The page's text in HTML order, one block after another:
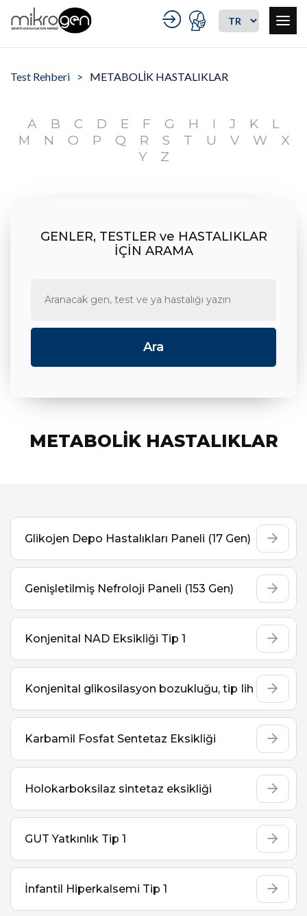
Test Rehberi METABOLİK HASTALIKLAR
A B C D E F G H I J K
L
M
N O P Q R S T U V W
X
Y
Z
GENLER, TESTLER ve HASTALIKLAR
İÇİN ARAMA
METABOLİK HASTALIKLAR
Glikojen Depo Hastalıkları Paneli (17 Gen)
Genişletilmiş Nefroloji Paneli (153 Gen)
Konjenital NAD Eksikliği Tip 1
Konjenital glikosilasyon bozukluğu, tip Iih
Karbamil Fosfat Sentetaz Eksikliği
Holokarboksilaz sintetaz eksikliği
GUT Yatkınlık Tip 1
İnfantil Hiperkalsemi Tip 1